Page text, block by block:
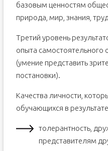
базовым ценностям
природа, мир, знания,
Третий уровень
опыта самостоятельного
(умение представить
постановки).
Качества личности,
обучающихся в
толерантность,
представителям